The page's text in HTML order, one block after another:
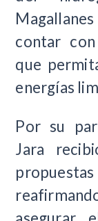
contar
que
energías
Por su
Jara